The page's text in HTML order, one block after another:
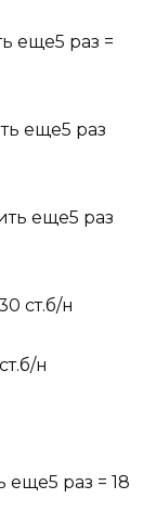
еще5 раз =
еще5 раз
еще5 раз
ст.б/н
н
еще5 раз = 18